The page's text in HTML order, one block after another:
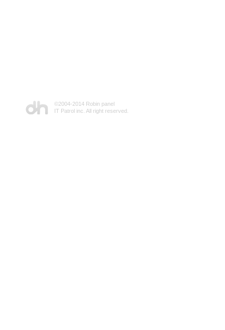
©2004-2014 Robin panel
IT Patrol inc. All right reserved.